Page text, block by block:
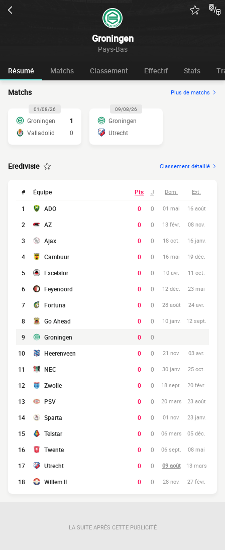
Groningen
Pays-Bas
Résumé Matchs Classement Effectif Stats
Matchs Plus de matchs
01/08/26
Groningen
1
Valladolid
0
09/08/26
Groningen
Utrecht
Eredivisie Classement détaillé
# Équipe Pts J Dom. Ext.
1 ADO 0 0 01 mai 16 août
2 AZ 0 0 13 févr. 08 nov.
3 Ajax 0 0 18 oct. 16 janv.
4 Cambuur 0 0 16 mai 19 déc.
5 Excelsior 0 0 10 avr. 11 oct.
6 Feyenoord 0 0 12 déc. 23 mai
7 Fortuna 0 0 28 août 24 avr.
8 Go Ahead 0 0 10 janv. 12 sept.
9 Groningen 0
0
10
Heerenveen 0 0 21 nov. 03 avr.
11 NEC 0 0 30 janv. 25 oct.
12 Zwolle 0 0 18 sept. 20 févr.
13 PSV 0 0 20 mars 23 août
14 Sparta 0 0 01 nov. 23 janv.
15 Telstar 0 0 06 mars 05 déc.
16 Twente 0 0 06 sept. 08 mai
17 Utrecht 0 0 09 août 13 mars
18 Willem II 0 0 28 nov. 27 févr.
LA SUITE APRÈS CETTE PUBLICITÉ